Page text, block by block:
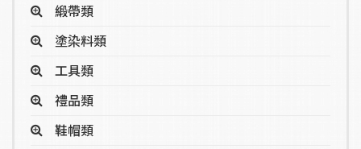
緞帶類
塗染料類
工具類
禮品類
鞋帽類